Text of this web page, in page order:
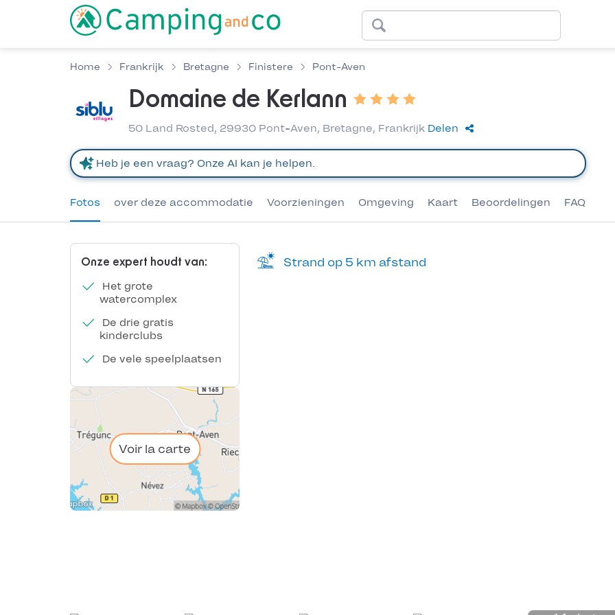
Home Frankrijk Bretagne Finistere Pont-Aven
Domaine de Kerlann
50 Land Rosted, 29930 Pont-Aven, Bretagne, Frankrijk Delen
Fotos over deze accommodatie Voorzieningen Omgeving Kaart Beoordelingen FAQ
Onze expert houdt van:
Het grote
watercomplex
De drie gratis
kinderclubs
De vele speelplaatsen
Voir la carte
Strand op 5 km afstand